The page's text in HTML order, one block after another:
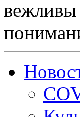
вежливы